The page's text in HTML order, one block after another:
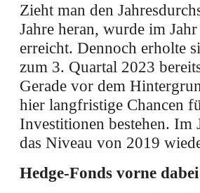
Zieht man den
Jahre heran, wurde im
erreicht. Dennoch erholte
zum 3. Quartal 2023
Gerade vor dem
hier langfristige Chancen
Investitionen bestehen. Im
das Niveau von 2019
Hedge-Fonds vorne